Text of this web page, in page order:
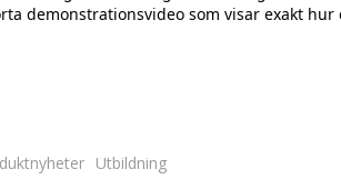
demonstrationsvideo som visar exakt
Utbildning